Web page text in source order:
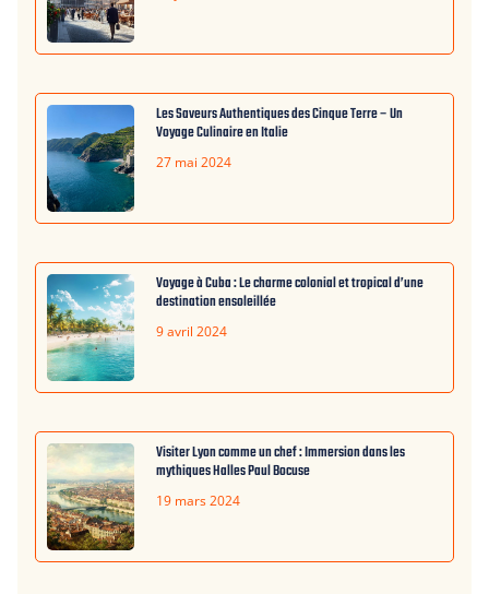
Les Saveurs Authentiques des Cinque Terre – Un
Voyage Culinaire en Italie
27 mai 2024
Voyage à Cuba : Le charme colonial et tropical d’une
destination ensoleillée
9 avril 2024
Visiter Lyon comme un chef : Immersion dans les
mythiques Halles Paul Bocuse
19 mars 2024